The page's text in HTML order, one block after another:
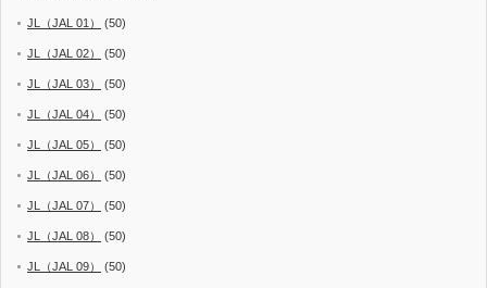
JL（JAL 01） (50)
JL（JAL 02） (50)
JL（JAL 03） (50)
JL（JAL 04） (50)
JL（JAL 05） (50)
JL（JAL 06） (50)
JL（JAL 07） (50)
JL（JAL 08） (50)
JL（JAL 09） (50)